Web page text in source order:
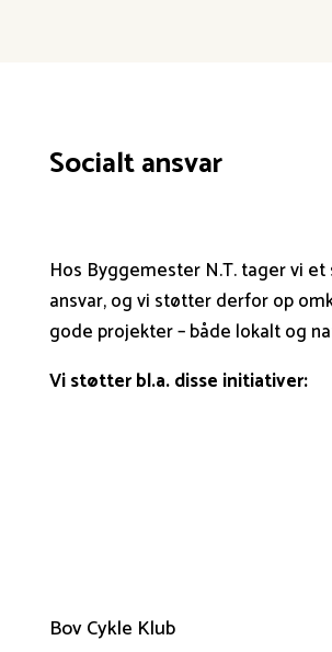
Socialt ansvar
Hos Byggemester N.T. tager vi
ansvar, og vi støtter derfor op
gode projekter – både lokalt og
Vi støtter bl.a. disse initiativer:
Bov Cykle Klub